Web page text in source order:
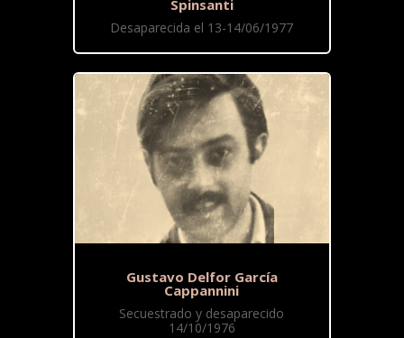
Spinsanti
Desaparecida el 13-14/06/1977
Gustavo Delfor García
Cappannini
Secuestrado y desaparecido
14/10/1976